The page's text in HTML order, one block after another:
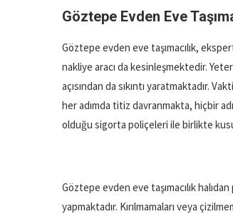
Göztepe Evden Eve
Göztepe evden eve taşımacılık,
nakliye aracı da kesinleşmektedir.
açısından da sıkıntı yaratmaktadır.
her adımda titiz davranmakta, hiçbir
olduğu sigorta poliçeleri ile birlikte
Göztepe evden eve taşımacılık
yapmaktadır. Kırılmamaları veya